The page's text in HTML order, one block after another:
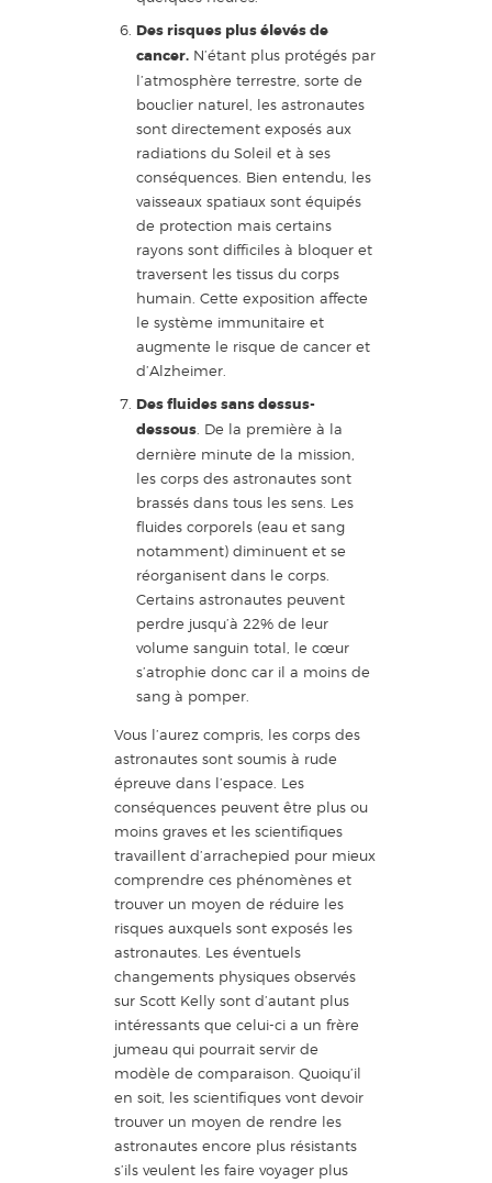
Des risques plus élevés de
cancer.N’étant plus protégés par
l’atmosphère terrestre, sorte de
bouclier naturel, les astronautes
sont directement exposés aux
radiations du Soleil et à ses
conséquences. Bien entendu, les
vaisseaux spatiaux sont équipés
de protection mais certains
rayons sont difficiles à bloquer et
traversent les tissus du corps
humain. Cette exposition affecte
le système immunitaire et
augmente le risque de cancer et
d’Alzheimer.
Des fluides sans dessus-
dessous. De la première à la
dernière minute de la mission,
les corps des astronautes sont
brassés dans tous les sens. Les
fluides corporels (eau et sang
notamment) diminuent et se
réorganisent dans le corps.
Certains astronautes peuvent
perdre jusqu’à 22% de leur
volume sanguin total, le cœur
s’atrophie donc car il a moins de
sang à pomper.
Vous l’aurez compris, les corps des
astronautes sont soumis à rude
épreuve dans l’espace. Les
conséquences peuvent être plus ou
moins graves et les scientifiques
travaillent d’arrachepied pour mieux
comprendre ces phénomènes et
trouver un moyen de réduire les
risques auxquels sont exposés les
astronautes. Les éventuels
changements physiques observés
sur Scott Kelly sont d’autant plus
intéressants que celui-ci a un frère
jumeau qui pourrait servir de
modèle de comparaison. Quoiqu’il
en soit, les scientifiques vont devoir
trouver un moyen de rendre les
astronautes encore plus résistants
s’ils veulent les faire voyager plus